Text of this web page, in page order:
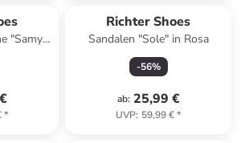
"Samy"
*
Richter Shoes
Sandalen "Sole" in Rosa
-56%
ab: 25,99 €
UVP: 59,99 €*